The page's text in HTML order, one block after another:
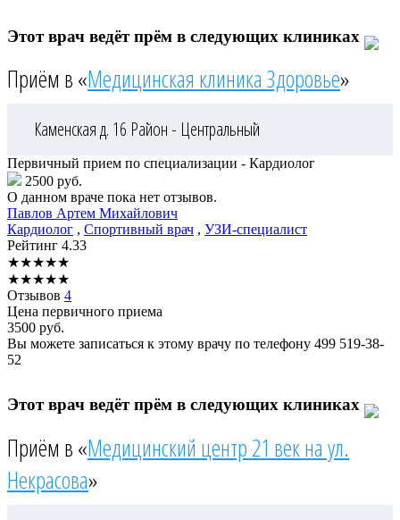
Этот врач ведёт прём в следующих клиниках
Приём в «Медицинская клиника Здоровье»
Каменская д. 16 Район - Центральный
Первичный прием по специализации - Кардиолог
2500 руб.
О данном враче пока нет отзывов.
Павлов Артем Михайлович
Кардиолог , Спортивный врач , УЗИ-специалист
Рейтинг 4.33
★★★★★
★★★★★
Отзывов 4
Цена первичного приема
3500 руб.
Вы можете записаться к этому врачу по телефону 499 519-38-
52
Этот врач ведёт прём в следующих клиниках
Приём в «Медицинский центр 21 век на ул.
Некрасова»